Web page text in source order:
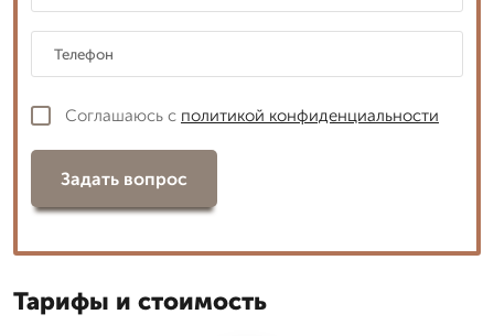
Соглашаюсь с политикой конфиденциальности
Задать вопрос
Тарифы и стоимость